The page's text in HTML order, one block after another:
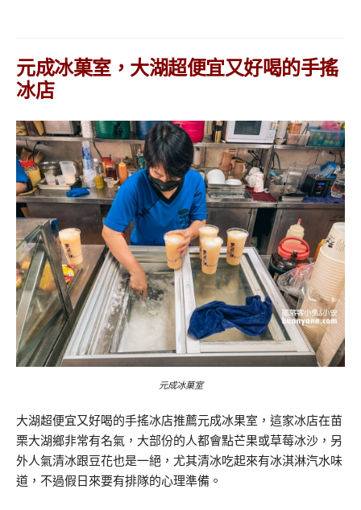
元成冰菓室，大湖超便宜又好喝的手搖
冰店
元成冰菓室
大湖超便宜又好喝的手搖冰店推薦元成冰果室，這家冰店在苗
栗大湖鄉非常有名氣，大部份的人都會點芒果或草莓冰沙，另
外人氣清冰跟豆花也是一絕，尤其清冰吃起來有冰淇淋汽水味
道，不過假日來要有排隊的心理準備。